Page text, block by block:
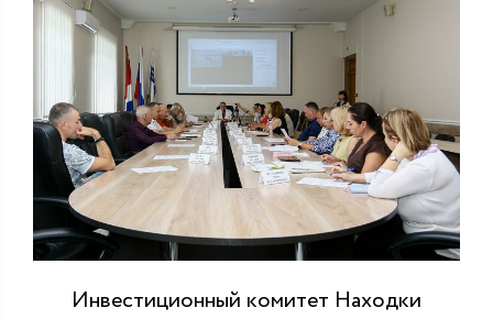
Инвестиционный комитет Находки